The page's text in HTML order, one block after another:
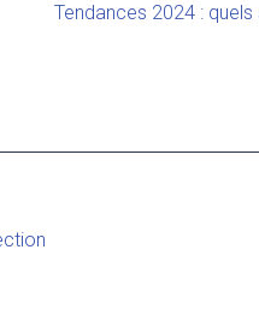
Tendances 2024 :